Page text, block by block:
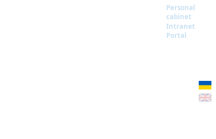
Personal
cabinet
Intranet
Portal